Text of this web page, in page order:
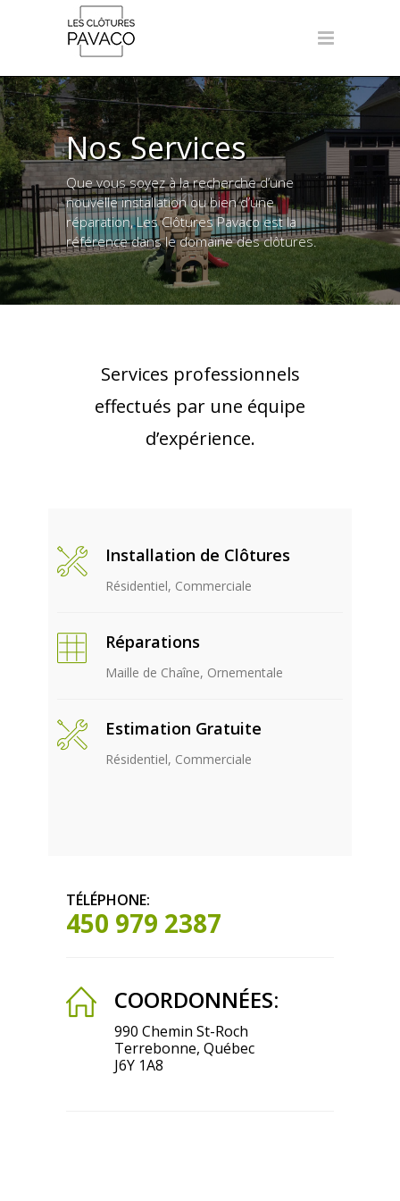
Nos Services
Que vous soyez à la recherche d’une
nouvelle installation ou bien d’une
réparation, Les Clôtures Pavaco est la
référence dans le domaine des clôtures.
Services professionnels
effectués par une équipe
d’expérience.
Installation de Clôtures
Résidentiel, Commerciale
Réparations
Maille de Chaîne, Ornementale
Estimation Gratuite
Résidentiel, Commerciale
TÉLÉPHONE:
450 979 2387
COORDONNÉES:
990 Chemin St-Roch
Terrebonne, Québec
J6Y 1A8